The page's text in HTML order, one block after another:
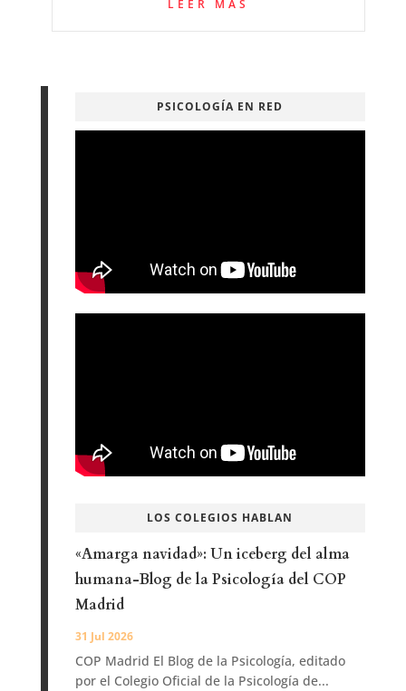
LEER MÁS
PSICOLOGÍA EN RED
LOS COLEGIOS HABLAN
«Amarga navidad»: Un iceberg del alma
humana-Blog de la Psicología del COP
Madrid
31 Jul 2026
COP Madrid El Blog de la Psicología, editado
por el Colegio Oficial de la Psicología de...